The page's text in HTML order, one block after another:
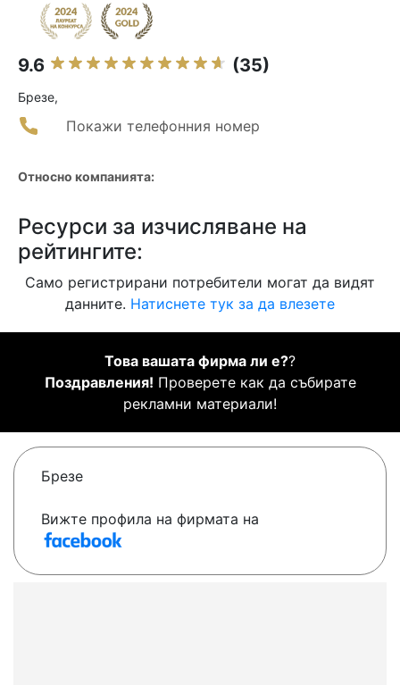
9.6 (35)
Брезе,
Покажи телефонния номер
Относно компанията:
Ресурси за изчисляване на
рейтингите:
Само регистрирани потребители могат да видят
данните. Натиснете тук за да влезете
Това вашата фирма ли е??
Поздравления! Проверете как да събирате
рекламни материали!
Брезе
Вижте профила на фирмата на